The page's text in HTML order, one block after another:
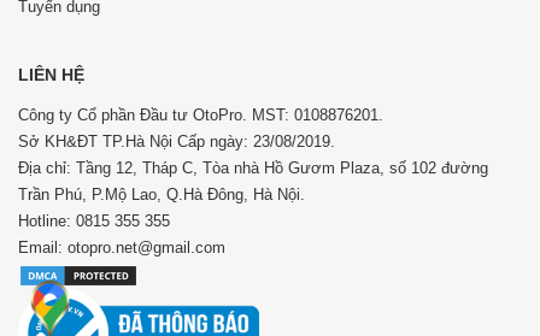
Tuyển dụng
LIÊN HỆ
Công ty Cổ phần Đầu tư OtoPro. MST: 0108876201.
Sở KH&ĐT TP.Hà Nội Cấp ngày: 23/08/2019.
Địa chỉ: Tầng 12, Tháp C, Tòa nhà Hồ Gươm Plaza, số 102 đường
Trần Phú, P.Mộ Lao, Q.Hà Đông, Hà Nội.
Hotline: 0815 355 355
Email: otopro.net@gmail.com